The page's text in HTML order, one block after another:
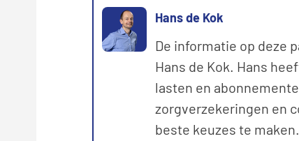
Hans de Kok
De informatie op deze
Hans de Kok. Hans
lasten en
zorgverzekeringen en
beste keuzes te